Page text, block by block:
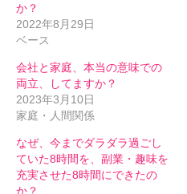
か？
2022年8月29日
ベース
会社と家庭、本当の意味での
両立、してますか？
2023年3月10日
家庭・人間関係
なぜ、今までダラダラ過ごし
ていた8時間を、副業・趣味を
充実させた8時間にできたの
か？